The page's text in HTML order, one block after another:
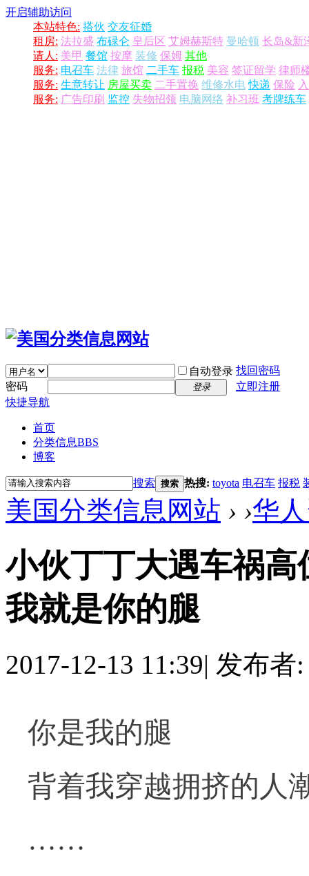
开启辅助访问
本站特色: 搭伙 交友征婚
租房: 法拉盛 布碌仑 皇后区 艾姆赫斯特 曼哈顿 长岛&新
请人: 美甲 餐馆 按摩 装修 保姆 其他
服务: 电召车 法律 旅馆 二手车 报税 美容 签证留学 律师
服务: 生意转让 房屋买卖 二手置换 维修水电 快递 保险
服务: 广告印刷 监控 失物招领 电脑网络 补习班 考牌练车
自动登录 找回密码
密码
登录
立即注册
快捷导航
首页
分类信息BBS
博客
搜索 搜索 热搜: toyota 电召车 报税
美国分类信息网站 › ›华
小伙丁丁大遇车祸
我就是你的腿
2017-12-13 11:39| 发布者
你是我的腿
背着我穿越拥挤的人
……